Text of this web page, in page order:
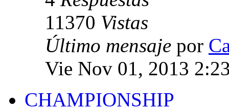
11370 Vistas
Último mensaje por
Vie Nov 01, 2013
CHAMPIONSHIP